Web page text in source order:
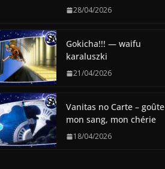
28/04/2026
Gokicha!!! — waifu
karaluszki
21/04/2026
Vanitas no Carte – goûte
mon sang, mon chérie
18/04/2026